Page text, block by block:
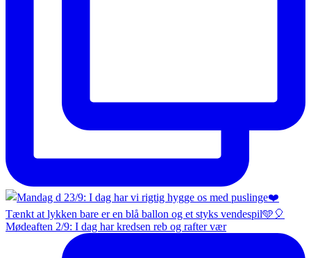
Mødeaften 2/9: I dag har kredsen reb og rafter vær